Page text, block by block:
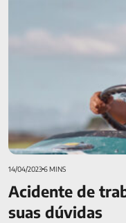
14/04/20236 MINS
Acidente de
suas dúvidas